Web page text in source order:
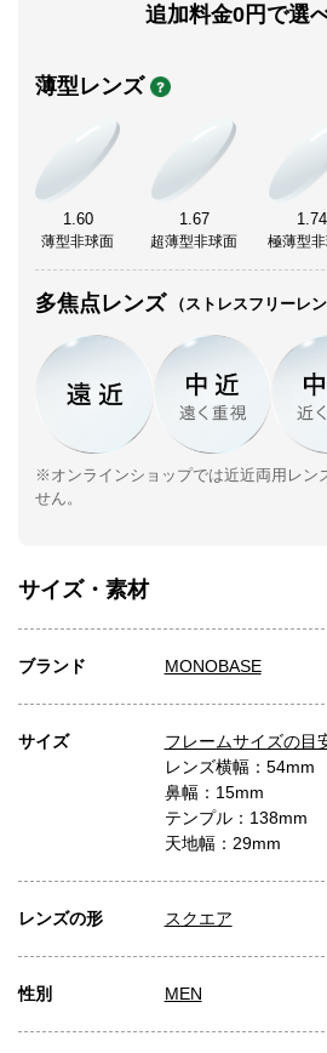
追加料金0円で選
薄型レンズ
1.60
薄型非球面
1.67
超薄型非球面
1.74
極薄型
多焦点レンズ （ストレスフリーレン
※オンラインショップでは近近両用レン
せん。
サイズ・素材
ブランド MONOBASE
サイズ
フレームサイズの目
レンズ横幅：54mm
鼻幅：15mm
テンプル：138mm
天地幅：29mm
レンズの形 スクエア
性別 MEN